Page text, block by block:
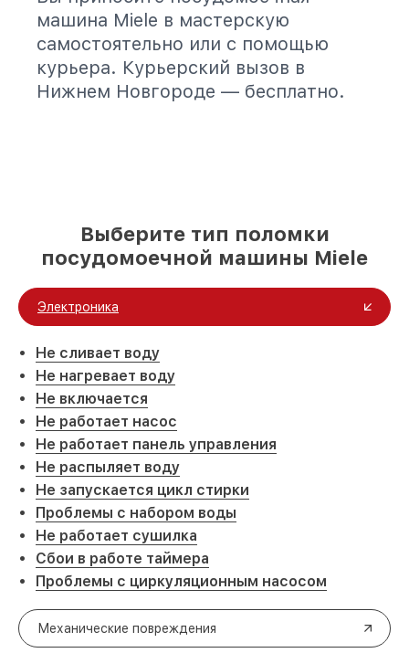
машина Miele в мастерскую
самостоятельно или с помощью
курьера. Курьерский вызов в
Нижнем Новгороде — бесплатно.
Выберите тип поломки
посудомоечной машины Miele
Электроника
Не сливает воду
Не нагревает воду
Не включается
Не работает насос
Не работает панель управления
Не распыляет воду
Не запускается цикл стирки
Проблемы с набором воды
Не работает сушилка
Сбои в работе таймера
Проблемы с циркуляционным насосом
Механические повреждения